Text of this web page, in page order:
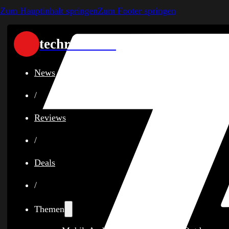
Zum Hauptinhalt springenZum Footer springen
techreviewer
News
/
Reviews
/
Deals
/
Themen